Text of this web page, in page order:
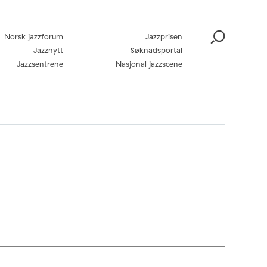
Norsk jazzforum
Jazzprisen
Jazznytt
Søknadsportal
Jazzsentrene
Nasjonal jazzscene